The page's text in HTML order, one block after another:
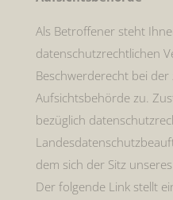
Als Betroffener steht
datenschutzrechtlichen
Beschwerderecht bei der
Aufsichtsbehörde zu.
bezüglich
dem sich der Sitz
Der folgende Link stellt